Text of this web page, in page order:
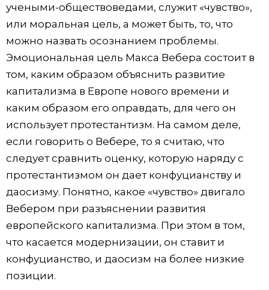
учеными-обществоведами, служит «чувство»,
или моральная цель, а может быть, то, что
можно назвать осознанием проблемы.
Эмоциональная цель Макса Вебера состоит в
том, каким образом объяснить развитие
капитализма в Европе нового времени и
каким образом его оправдать, для чего он
использует протестантизм. На самом деле,
если говорить о Вебере, то я считаю, что
следует сравнить оценку, которую наряду с
протестантизмом он дает конфуцианству и
даосизму. Понятно, какое «чувство» двигало
Вебером при разъяснении развития
европейского капитализма. При этом в том,
что касается модернизации, он ставит и
конфуцианство, и даосизм на более низкие
позиции.